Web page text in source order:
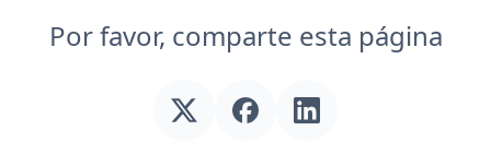
Por favor, comparte esta página